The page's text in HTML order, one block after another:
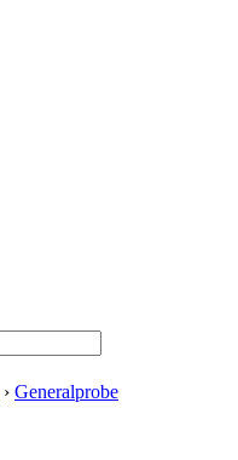
› Generalprobe